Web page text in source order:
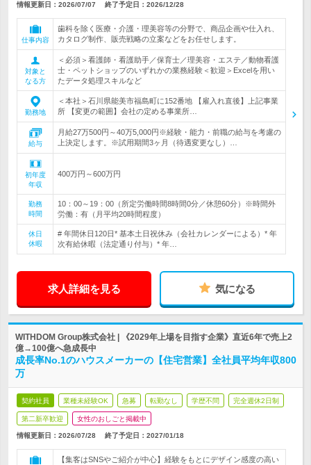
情報更新日：2026/07/07 終了予定日： 2026/12/28
仕事内容
歯科を除く医療・介護・理美容等の分野で、商品企画や仕入れ、
カタログ制作、販売戦略の立案などをお任せします。
対象と
なる方
＜必須＞看護師・看護助手／保育士／理美容・エステ／動物看護
士・ペットショップのいずれかの業務経験＜歓迎＞Excelを用い
たデータ処理スキルなど
勤務地
＜本社＞石川県能美市福島町に152番地 【雇入れ直後】上記事業
所 【変更の範囲】会社の定める事業所…
給与
月給27万500円～40万5,000円※経験・能力・前職の給与を考慮の
上決定します。※試用期間3ヶ月（待遇変更なし）…
初年度
年収
400万円～600万円
勤務
時間
10：00～19：00（所定労働時間8時間0分／休憩60分）※時間外
労働：有（月平均20時間程度）
休日
休暇
# 年間休日120日* 基本土日祝休み（会社カレンダーによる）* 年
次有給休暇（法定通り付与）* 年…
求人詳細を見る 気になる
WITHDOM Group株式会社 | 《2029年上場を目指す企業》直近6年で売上2
億→100億へ急成長中
成長率No.1のハウスメーカーの【住宅営業】全社員平均年収800
万
契約社員 業種未経験OK 急募 転勤なし 学歴不問 完全週休2日制
第二新卒歓迎 女性のおしごと掲載中
情報更新日：2026/07/28 終了予定日： 2027/01/18
【集客はSNSやご紹介が中心】経験をもとにデザイン感度の高い